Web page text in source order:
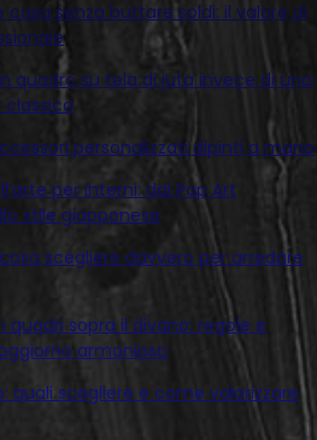
senza buttare soldi: il valore di
quadro su tela di juta invece di una
personalizzati dipinti a mano
per interni: dal Pop Art
stile giapponese
scegliere davvero per arredare
quadri sopra il divano: regole e
armonioso
quali scegliere e come valorizzare